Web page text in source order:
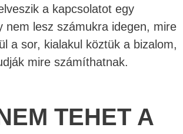
a kapcsolatot egy
nem lesz számukra idegen, mire
a sor, kialakul köztük a bizalom,
mire számíthatnak.
TEHET A